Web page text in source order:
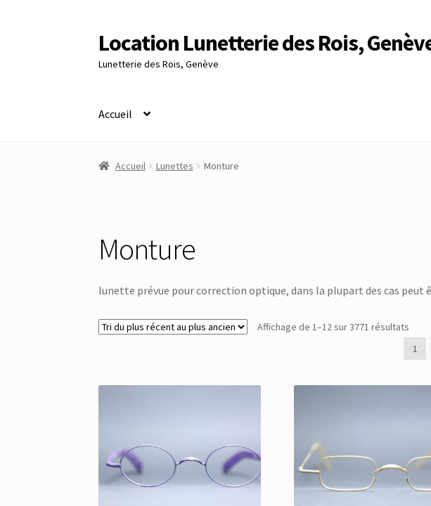
Aller
à
la
Aller
au
contenu
Location Lunetterie des Rois,
Lunetterie des Rois, Genève
Accueil
Accueil Altimètre Artaria Genève
Accueil Lunettes Monture
Monture
lunette prévue pour correction optique, dans la plupart des cas peut
Affichage de 1–12 sur 3771 résultats
du
plus
au
1